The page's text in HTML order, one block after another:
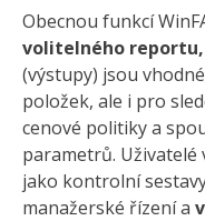
Obecnou funkcí
volitelného reportu,
(výstupy) jsou
položek, ale i pro
cenové politiky a
parametrů. Uživatelé
jako kontrolní
manažerské řízení a